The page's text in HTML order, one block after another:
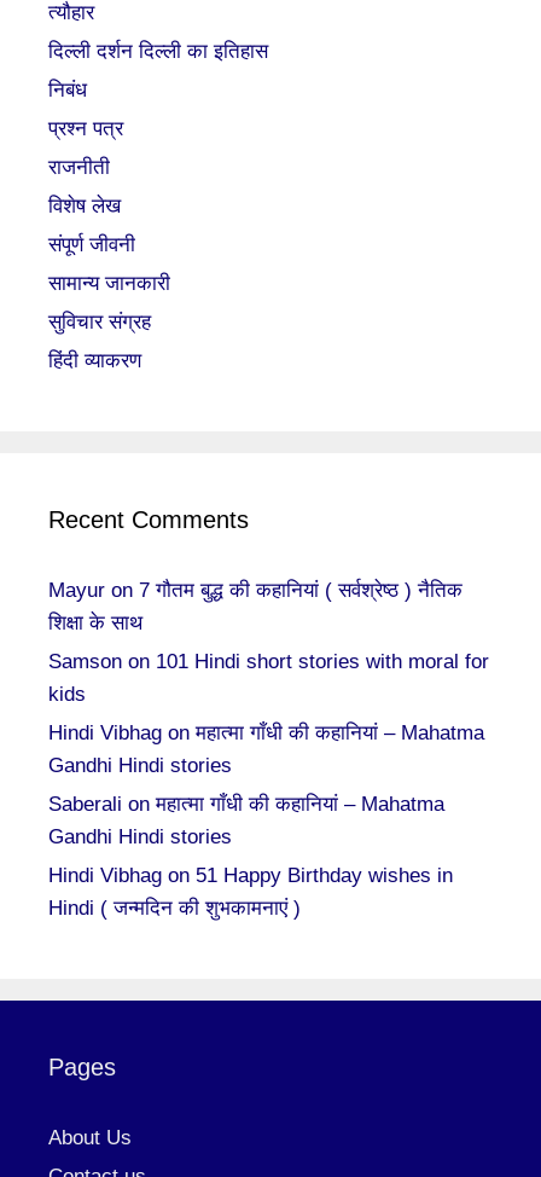
त्यौहार
दिल्ली दर्शन दिल्ली का इतिहास
निबंध
प्रश्न पत्र
राजनीती
विशेष लेख
संपूर्ण जीवनी
सामान्य जानकारी
सुविचार संग्रह
हिंदी व्याकरण
Recent Comments
Mayur on 7 गौतम बुद्ध की कहानियां ( सर्वश्रेष्ठ ) नैतिक
शिक्षा के साथ
Samson on 101 Hindi short stories with moral for
kids
Hindi Vibhag onमहात्मा गाँधी की कहानियां – Mahatma
Gandhi Hindi stories
Saberali onमहात्मा गाँधी की कहानियां – Mahatma
Gandhi Hindi stories
Hindi Vibhag on 51 Happy Birthday wishes in
Hindi ( जन्मदिन की शुभकामनाएं )
Pages
About Us